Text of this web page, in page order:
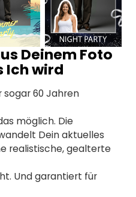
Deinem Foto
Ich wird
sogar 60 Jahren
möglich. Die
Dein aktuelles
realistische, gealterte
Und garantiert für